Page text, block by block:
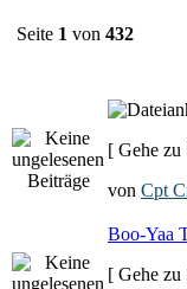
Seite 1 von 432
[ Gehe zu
von Cpt
Boo-Yaa
[ Gehe zu